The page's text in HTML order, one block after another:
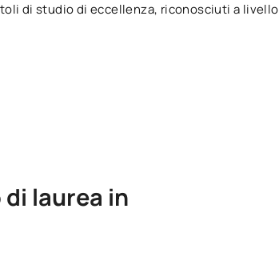
di studio di eccellenza, riconosciuti a livello
laurea in